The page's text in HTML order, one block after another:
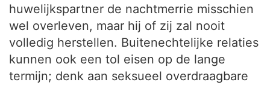
huwelijkspartner de nachtmerrie misschien
wel overleven, maar hij of zij zal nooit
volledig herstellen. Buitenechtelijke relaties
kunnen ook een tol eisen op de lange
termijn; denk aan seksueel overdraagbare